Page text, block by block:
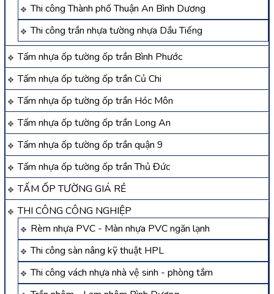
Thi công Thành phố Thuận An Bình Dương
Thi công trần nhựa tường nhựa Dầu Tiếng
Tấm nhựa ốp tường ốp trần Bình Phước
Tấm nhựa ốp tường ốp trần Củ Chi
Tấm nhựa ốp tường ốp trần Hóc Môn
Tấm nhựa ốp tường ốp trần Long An
Tấm nhựa ốp tường ốp trần quận 9
Tấm nhựa ốp tường ốp trần Thủ Đức
TẤM ỐP TƯỜNG GIÁ RẺ
THI CÔNG CÔNG NGHIỆP
Rèm nhựa PVC - Màn nhựa PVC ngăn lạnh
Thi công sàn nâng kỹ thuật HPL
Thi công vách nhựa nhà vệ sinh - phòng tắm